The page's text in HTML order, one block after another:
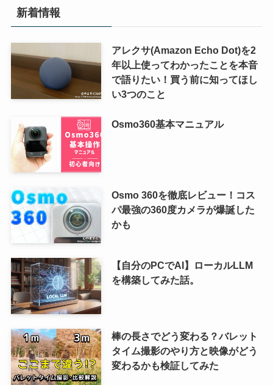
新着情報
アレクサ(Amazon Echo Dot)を2
年以上使ってわかったことを本音
で語りたい！買う前に知ってほし
い3つのこと
Osmo360基本マニュアル
Osmo 360を徹底レビュー！コス
パ最強の360度カメラが爆誕した
かも
【自分のPCでAI】ローカルLLM
を構築してみた話。
棒の長さでどう変わる？バレット
タイム撮影のやり方と映像がどう
変わるかも検証してみた